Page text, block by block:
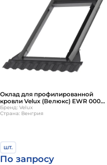
Оклад для профилированной
кровли Velux (Велюкс) EWR 0000
SR06 114х118 см
Бренд: Velux
Страна: Венгрия
шт.
По запросу